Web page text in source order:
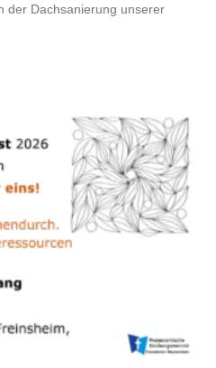
der Dachsanierung unserer